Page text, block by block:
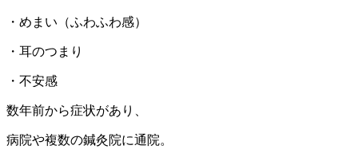
・めまい（ふわふわ感）
・耳のつまり
・不安感
数年前から症状があり、
病院や複数の鍼灸院に通院。